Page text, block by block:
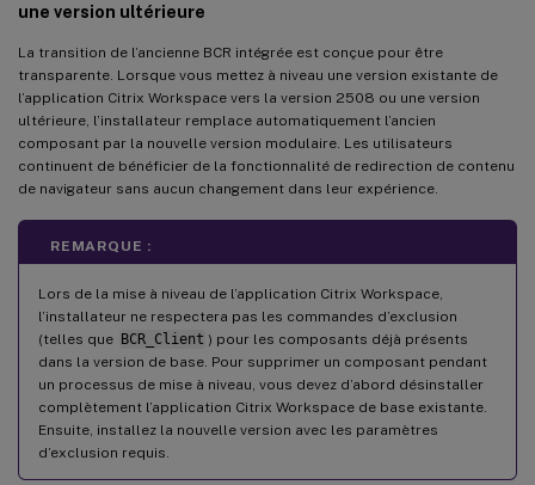
une version ultérieure
La transition de l’ancienne BCR intégrée est conçue pour être
transparente. Lorsque vous mettez à niveau une version existante de
l’application Citrix Workspace vers la version 2508 ou une version
ultérieure, l’installateur remplace automatiquement l’ancien
composant par la nouvelle version modulaire. Les utilisateurs
continuent de bénéficier de la fonctionnalité de redirection de contenu
de navigateur sans aucun changement dans leur expérience.
REMARQUE :
Lors de la mise à niveau de l’application Citrix Workspace,
l’installateur ne respectera pas les commandes d’exclusion
(telles que BCR_Client ) pour les composants déjà présents
dans la version de base. Pour supprimer un composant pendant
un processus de mise à niveau, vous devez d’abord désinstaller
complètement l’application Citrix Workspace de base existante.
Ensuite, installez la nouvelle version avec les paramètres
d’exclusion requis.